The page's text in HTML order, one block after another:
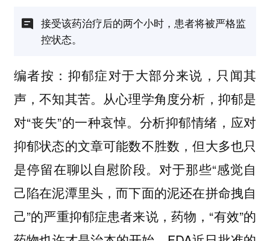
接受该药治疗后的两个小时，患者将被严格监
控状态。
编者按：抑郁症对于大部分来说，只闻其
声，不知其苦。从心理学角度分析，抑郁是
对“丧失”的一种哀悼。分析抑郁情绪，应对
抑郁状态的文章可能数不胜数，但大多也只
是停留在聊以自慰阶段。 对于那些“感觉自
己陷在泥潭里头，而下面的泥还在拼命拽自
己”的严重抑郁症患者来说，药物，“有效”的